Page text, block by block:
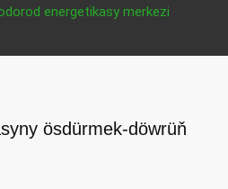
energetikasy merkezi
ösdürmek-döwrüň